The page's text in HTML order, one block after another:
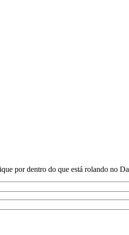
por dentro do que está rolando no